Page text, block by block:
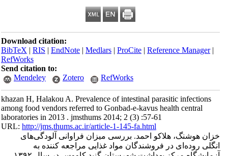
Download citation:
BibTeX|RIS|EndNote| Medlars| ProCite|Reference
RefWorks
Send citation to:
Mendeley
Zotero RefWorks
khazan H, Halakou A. Prevalence of intestinal parasitic
among food vendors referred to Gonbad-e-kavus health
laboratories in 2013 . jmsthums 2014; 2 (3) :57-61
URL:http://jms.thums.ac.ir/article-1-145-fa.html
هلاکو احمد. بررسی میزان فراوانی آلودگی‌های
در فروشندگان مواد غذایی مراجعه کننده به